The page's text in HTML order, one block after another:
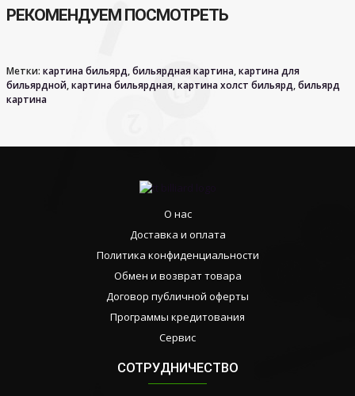
РЕКОМЕНДУЕМ ПОСМОТРЕТЬ
Метки: картина бильярд,бильярдная картина,картина для
бильярдной,картина бильярдная,картина холст бильярд,бильярд
картина
О нас
Доставка и оплата
Политика конфиденциальности
Обмен и возврат товара
Договор публичной оферты
Программы кредитования
Сервис
СОТРУДНИЧЕСТВО